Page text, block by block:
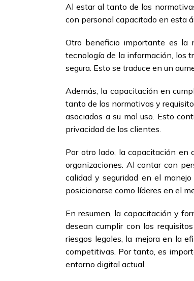
Al estar al tanto de las
con personal capacitado en esta
Otro beneficio importante es la
tecnología de la información, los
segura. Esto se traduce en un
Además, la capacitación en
tanto de las normativas y
asociados a su mal uso. Esto
privacidad de los clientes.
Por otro lado, la capacitación
organizaciones. Al contar con
calidad y seguridad en el
posicionarse como líderes en el
En resumen, la capacitación y
desean cumplir con los
riesgos legales, la mejora en la
competitivas. Por tanto, es
entorno digital actual.